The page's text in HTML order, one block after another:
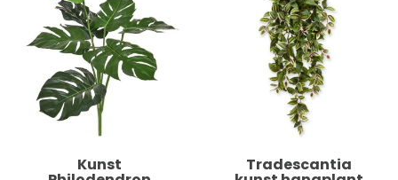
Kunst Tradescantia